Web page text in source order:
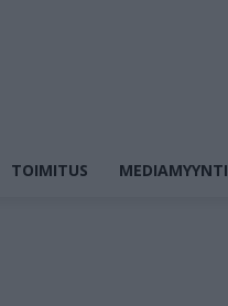
TOIMITUS MEDIAMYYNTI